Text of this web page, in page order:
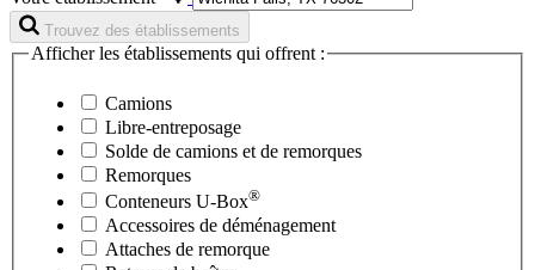
Trouvez des établissements
Afficher les établissements qui offrent :
Camions
Libre-entreposage
Solde de camions et de remorques
Remorques
Conteneurs U-Box®
Accessoires de déménagement
Attaches de remorque